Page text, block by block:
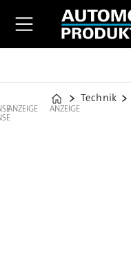
Home
Technik
ANZEIGE ANZEIGE